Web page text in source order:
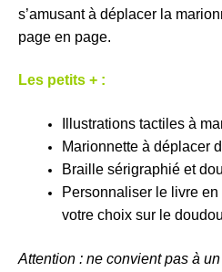
s’amusant à déplacer la
page en page.
Les petits + :
Illustrations tactiles à
Marionnette à déplacer
Braille sérigraphié et
Personnaliser le livre
votre choix sur le
Attention : ne convient pas à